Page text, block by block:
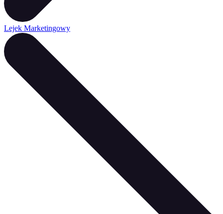
Lejek Marketingowy